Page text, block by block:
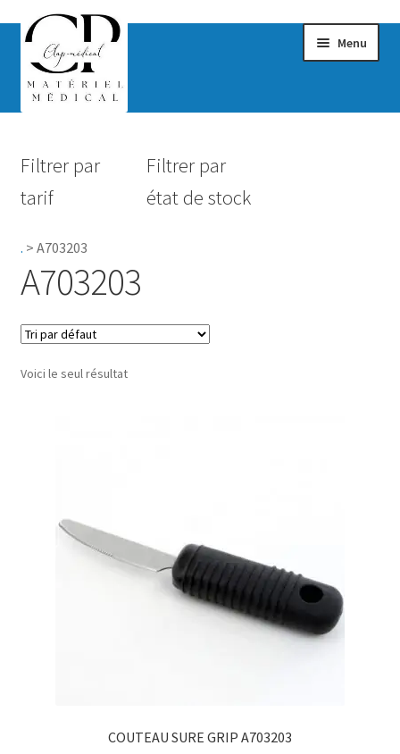
Menu
Hygiène
Accessoires Salle de bain
Filtrer par
tarif
Filtrer par
état de stock
. > A703203
A703203
Voici le seul résultat
COUTEAU SURE GRIP A703203